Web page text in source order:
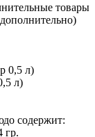
товары
л)
содержит:
гр.